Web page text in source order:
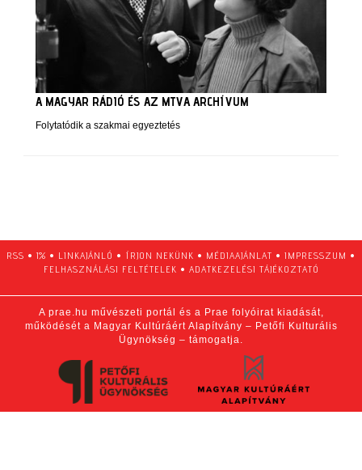
A MAGYAR RÁDIÓ ÉS AZ MTVA ARCHÍVUM
Folytatódik a szakmai egyeztetés
RSS • 1% • LINKAJÁNLÓ • ÍRJON NEKÜNK • MÉDIAAJÁNLAT • IMPRESSZUM •
FELHASZNÁLÁSI FELTÉTELEK • ADATKEZELÉSI TÁJÉKOZTATÓ
A prae.hu művészeti portál és a Prae folyóirat kiadását,
működését a Magyar Kultúráért Alapítvány – Petőfi Kulturális
Ügynökség – támogatja.